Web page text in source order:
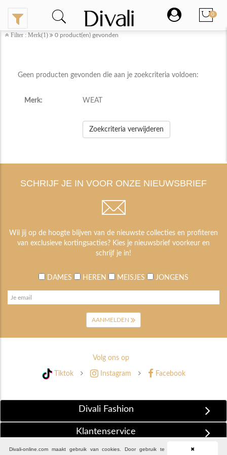
0
Filter : Merk(1) 0 product(en) gevonden
Geen producten gevonden die aan je zoekcriteria voldoen:
Merk: WEAT
Zoekcriteria verwijderen
SCHRIJF JE IN VOOR ONZE NIEUWSBRIEF
Wil jij op de hoogte blijven van de nieuwste collecties en profiteren
van exclusieve kortingsacties? Kies je nieuwsbrief voorkeur en
schrijf je in!
DAMES HEREN MEISJES JONGENS
AANMELDEN
Volg ons op
Tiktok Instagram Facebook
Divali Fashion
Klantenservice
✖
Divali-online.com maakt gebruik van cookies. Door gebruik te